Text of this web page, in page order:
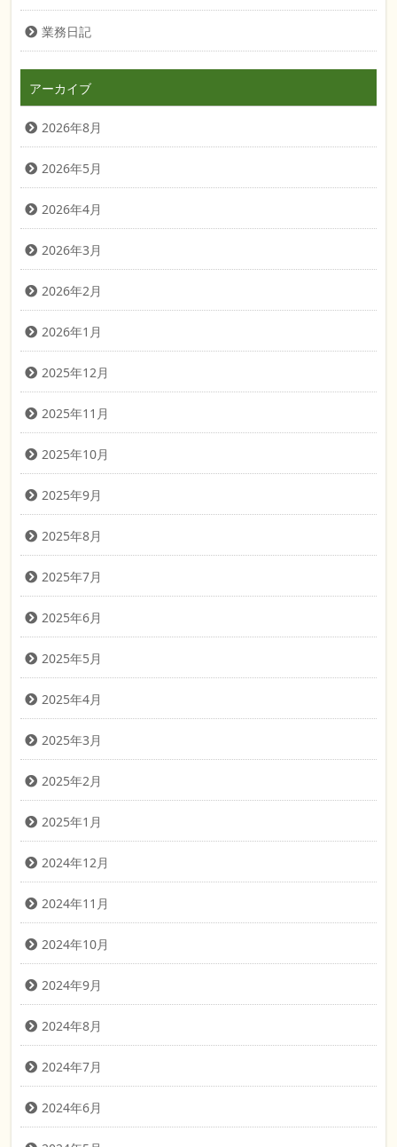
業務日記
アーカイブ
2026年8月
2026年5月
2026年4月
2026年3月
2026年2月
2026年1月
2025年12月
2025年11月
2025年10月
2025年9月
2025年8月
2025年7月
2025年6月
2025年5月
2025年4月
2025年3月
2025年2月
2025年1月
2024年12月
2024年11月
2024年10月
2024年9月
2024年8月
2024年7月
2024年6月